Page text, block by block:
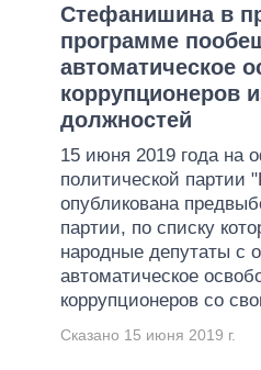
Стефанишина в
программе
автоматическое
коррупционеров
должностей
15 июня 2019 года на
политической партии
опубликована
партии, по списку
народные депутаты с
автоматическое
коррупционеров со
Сказано 15 июня 2019 г.